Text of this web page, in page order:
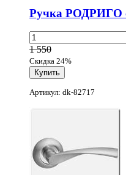
Ручка РОДРИГО
1 550
Скидка 24%
Артикул: dk-82717